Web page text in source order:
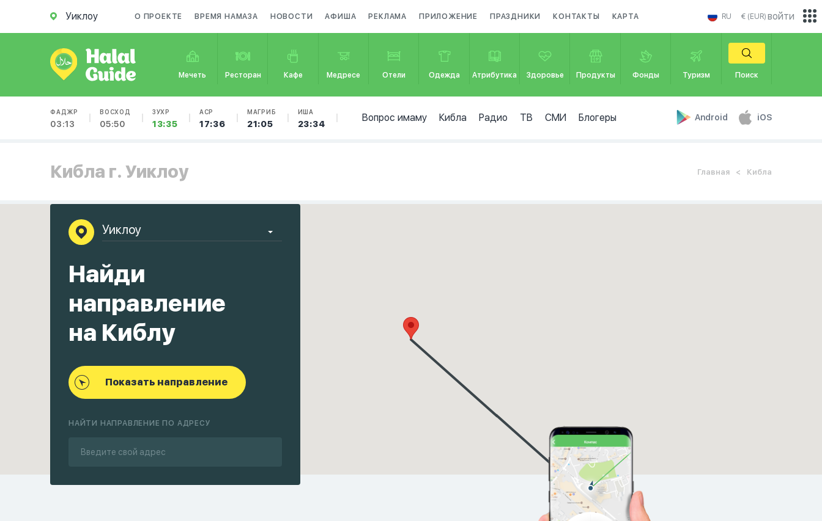
Уиклоу О ПРОЕКТЕ ВРЕМЯ НАМАЗА НОВОСТИ АФИША РЕКЛАМА ПРИЛОЖЕНИЕ ПРАЗДНИКИ КОНТАКТЫ КАРТА RU € (EUR)
Мечеть Ресторан Кафе Медресе Отели Одежда Атрибутика Здоровье Продукты Фонды Туризм Поиск
ФАДЖР
03:13
ВОСХОД
05:50
ЗУХР
13:35
АСР
17:36
МАГРИБ
21:05
ИША
23:34
Вопрос имаму Кибла Радио ТВ СМИ Блогеры Android iOS
войти
Кибла г. Уиклоу Главная Кибла
Найди
направление
на Киблу
Показать направление
НАЙТИ НАПРАВЛЕНИЕ ПО АДРЕСУ